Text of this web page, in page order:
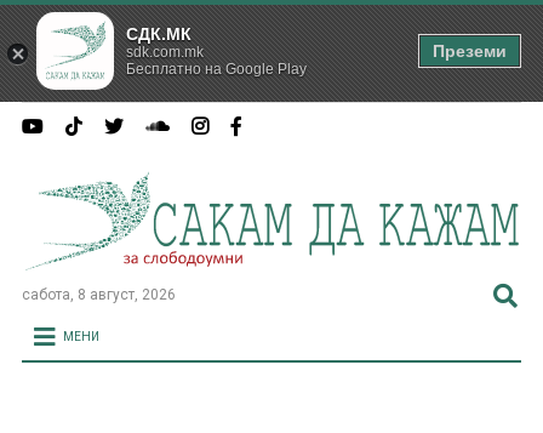
сабота, 8 август, 2026
МЕНИ
СДК.МК
sdk.com.mk
Бесплатно на Google Play
Преземи